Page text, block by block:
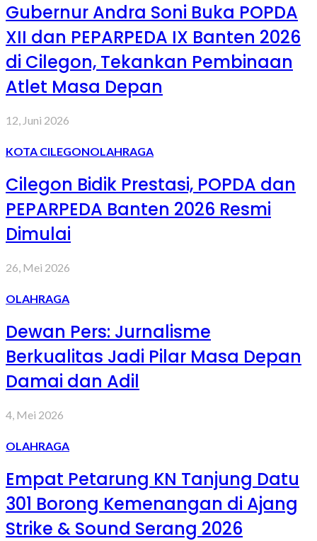
Gubernur Andra Soni Buka POPDA
XII dan PEPARPEDA IX Banten 2026
di Cilegon, Tekankan Pembinaan
Atlet Masa Depan
12, Juni 2026
KOTA CILEGONOLAHRAGA
Cilegon Bidik Prestasi, POPDA dan
PEPARPEDA Banten 2026 Resmi
Dimulai
26, Mei 2026
OLAHRAGA
Dewan Pers: Jurnalisme
Berkualitas Jadi Pilar Masa Depan
Damai dan Adil
4, Mei 2026
OLAHRAGA
Empat Petarung KN Tanjung Datu
301 Borong Kemenangan di Ajang
Strike & Sound Serang 2026